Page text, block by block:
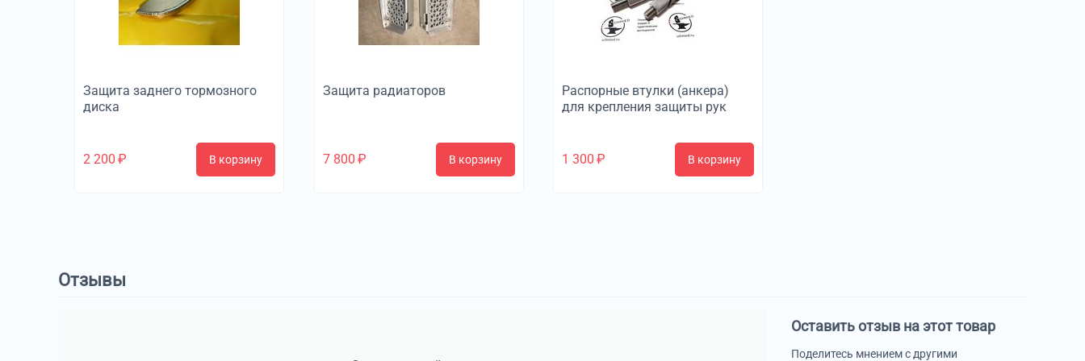
Защита заднего тормозного
диска
2 200 ₽ В корзину
Защита радиаторов
7 800 ₽ В корзину
Распорные втулки (анкера)
для крепления защиты рук
1 300 ₽ В корзину
Отзывы
Оставить отзыв на этот товар
Поделитесь мнением с другими